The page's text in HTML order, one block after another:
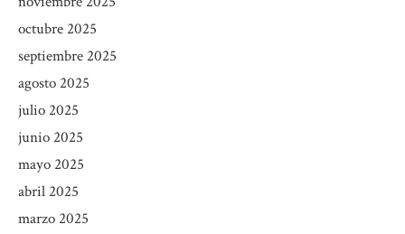
octubre 2025
septiembre 2025
agosto 2025
julio 2025
junio 2025
mayo 2025
abril 2025
marzo 2025